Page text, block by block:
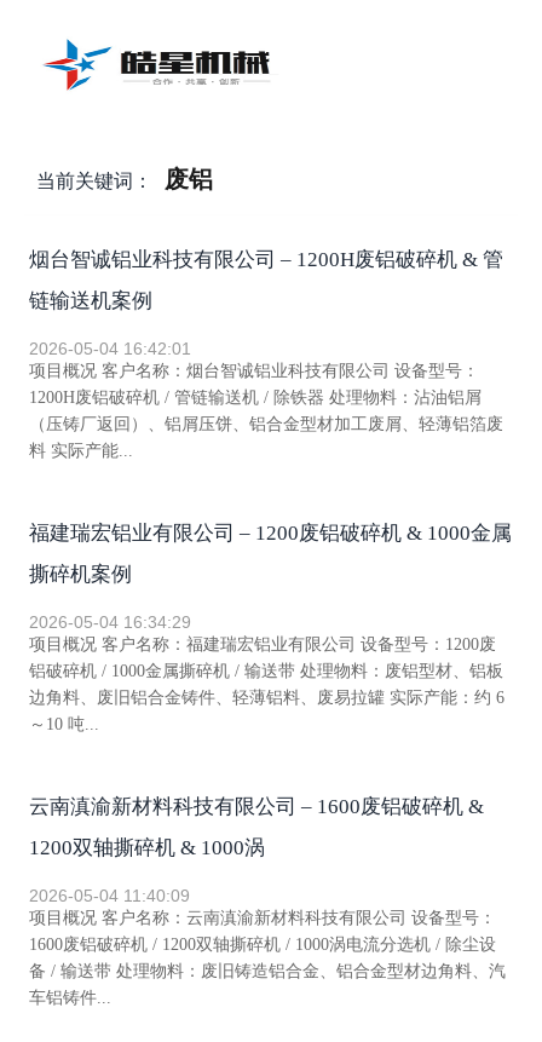
当前关键词： 废铝
烟台智诚铝业科技有限公司 – 1200H废铝破碎机 & 管
链输送机案例
2026-05-04 16:42:01
项目概况 客户名称：烟台智诚铝业科技有限公司 设备型号：
1200H废铝破碎机 / 管链输送机 / 除铁器 处理物料：沾油铝屑
（压铸厂返回）、铝屑压饼、铝合金型材加工废屑、轻薄铝箔废
料 实际产能...
福建瑞宏铝业有限公司 – 1200废铝破碎机 & 1000金属
撕碎机案例
2026-05-04 16:34:29
项目概况 客户名称：福建瑞宏铝业有限公司 设备型号：1200废
铝破碎机 / 1000金属撕碎机 / 输送带 处理物料：废铝型材、铝板
边角料、废旧铝合金铸件、轻薄铝料、废易拉罐 实际产能：约 6
～10 吨...
云南滇渝新材料科技有限公司 – 1600废铝破碎机 &
1200双轴撕碎机 & 1000涡
2026-05-04 11:40:09
项目概况 客户名称：云南滇渝新材料科技有限公司 设备型号：
1600废铝破碎机 / 1200双轴撕碎机 / 1000涡电流分选机 / 除尘设
备 / 输送带 处理物料：废旧铸造铝合金、铝合金型材边角料、汽
车铝铸件...